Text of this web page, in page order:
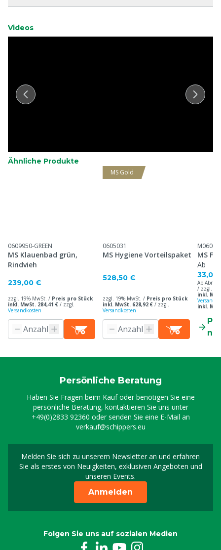
Videos
Ähnliche Produkte
0609950-GREEN
MS Klauenbad grün,
Rindvieh
239,00 €
zzgl. 19% MwSt. / Preis pro Stück
inkl. MwSt. 284,41 € / zzgl.
Versandkosten
MS Gold
0605031
MS Hygiene Vorteilspaket
528,50 €
zzgl. 19% MwSt. / Preis pro Stück
inkl. MwSt. 628,92 € / zzgl.
Versandkosten
MS
Ab
33,00
Ab
/ zzgl.
inkl.
inkl.
Persönliche Beratung
Haben Sie Fragen beim Kauf oder benötigen Sie eine
persönliche Beratung, kontaktieren Sie uns unter
+49(0)2833 92360 oder senden Sie eine E-Mail an
verkauf@schippers.eu
Melden Sie sich zu unserem Newsletter an und erfahren
Sie als erstes von Neuigkeiten, exklusiven Angeboten und
unseren Events.
Melden Sie sich für
Anmelden
Folgen Sie uns auf sozialen Medien